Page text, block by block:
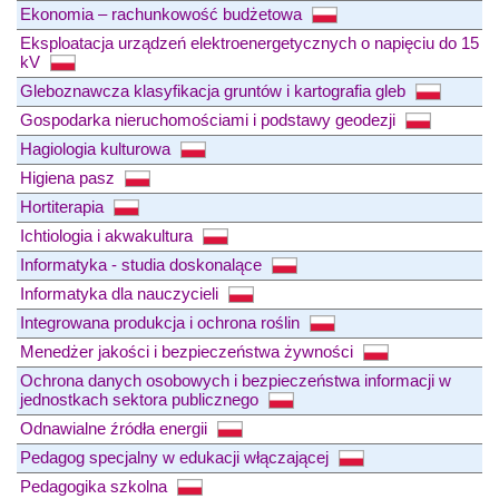
Ekonomia – rachunkowość budżetowa
Eksploatacja urządzeń elektroenergetycznych o napięciu do 15
kV
Gleboznawcza klasyfikacja gruntów i kartografia gleb
Gospodarka nieruchomościami i podstawy geodezji
Hagiologia kulturowa
Higiena pasz
Hortiterapia
Ichtiologia i akwakultura
Informatyka - studia doskonalące
Informatyka dla nauczycieli
Integrowana produkcja i ochrona roślin
Menedżer jakości i bezpieczeństwa żywności
Ochrona danych osobowych i bezpieczeństwa informacji w
jednostkach sektora publicznego
Odnawialne źródła energii
Pedagog specjalny w edukacji włączającej
Pedagogika szkolna